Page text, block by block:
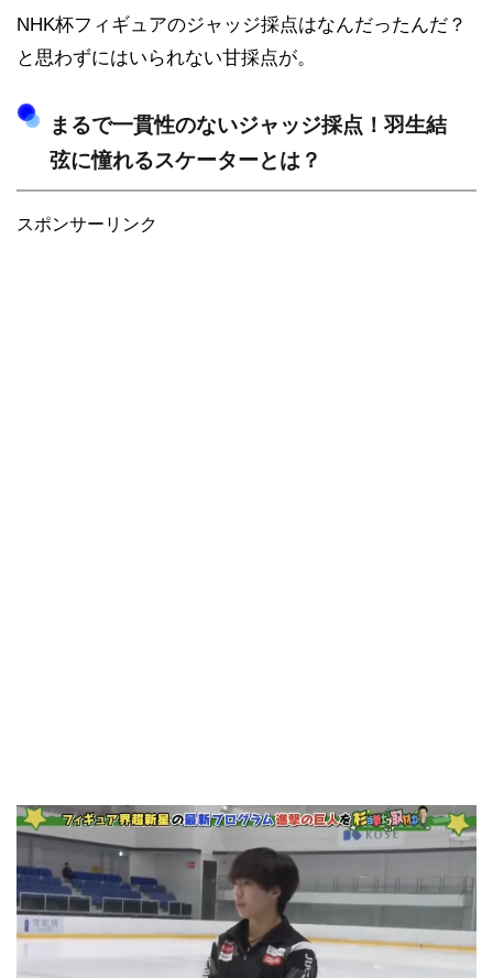
NHK杯フィギュアのジャッジ採点はなんだったんだ？
と思わずにはいられない甘採点が。
まるで一貫性のないジャッジ採点！羽生結
弦に憧れるスケーターとは？
スポンサーリンク